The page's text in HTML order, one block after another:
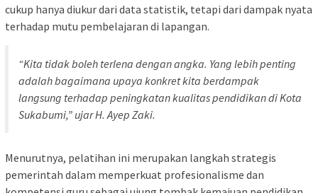
cukup hanya diukur dari data statistik, tetapi dari dampak nyata
terhadap mutu pembelajaran di lapangan.
“Kita tidak boleh terlena dengan angka. Yang lebih penting
adalah bagaimana upaya konkret kita berdampak
langsung terhadap peningkatan kualitas pendidikan di Kota
Sukabumi,” ujar H. Ayep Zaki.
Menurutnya, pelatihan ini merupakan langkah strategis
pemerintah dalam memperkuat profesionalisme dan